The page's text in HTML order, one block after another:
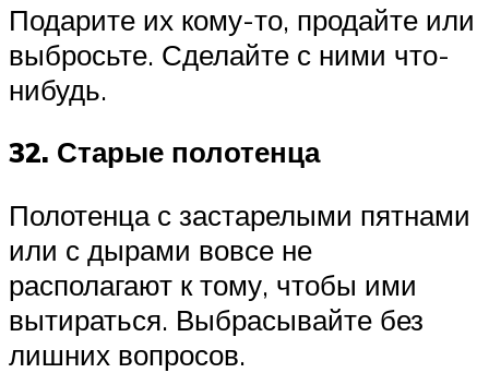
Подарите их кому-то, продайте или
выбросьте. Сделайте с ними что-
нибудь.
32. Старые полотенца
Полотенца с застарелыми пятнами
или с дырами вовсе не
располагают к тому, чтобы ими
вытираться. Выбрасывайте без
лишних вопросов.